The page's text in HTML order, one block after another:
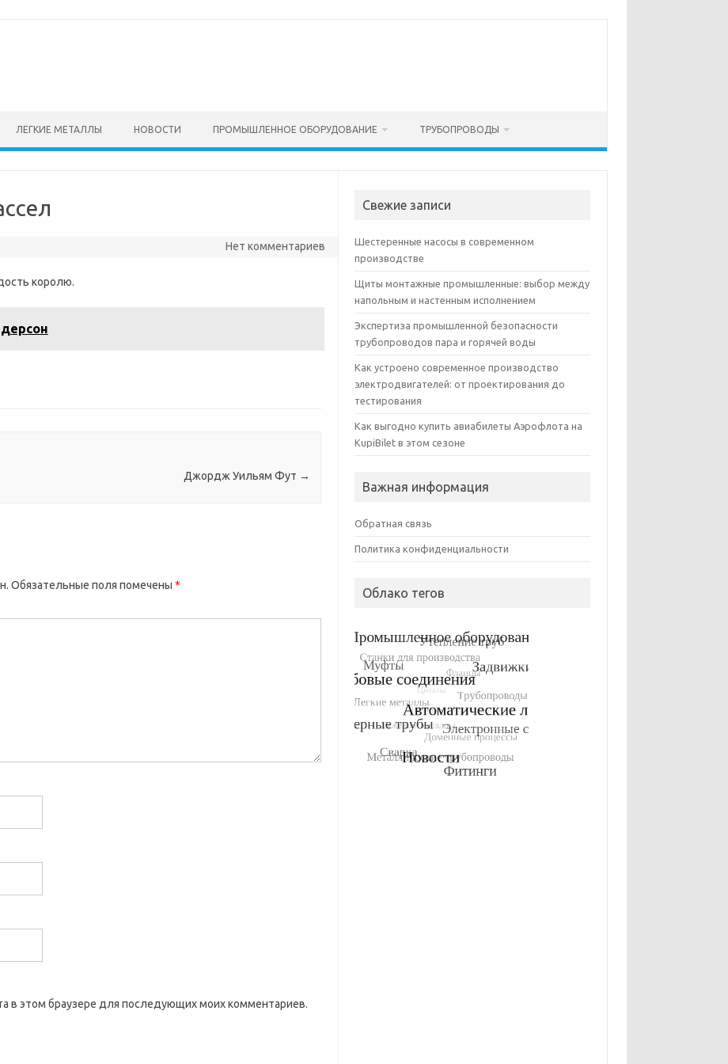
ЛЕГКИЕ МЕТАЛЛЫ НОВОСТИ ПРОМЫШЛЕННОЕ ОБОРУДОВАНИЕ ТРУБОПРОВОДЫ
Нет комментариев
королю.
Джордж Уильям Фут →
Обязательные поля помечены *
в этом браузере для последующих моих комментариев.
Свежие записи
Шестеренные насосы в современном
производстве
Щиты монтажные промышленные: выбор между
напольным и настенным исполнением
Экспертиза промышленной безопасности
трубопроводов пара и горячей воды
Как устроено современное производство
электродвигателей: от проектирования до
тестирования
Как выгодно купить авиабилеты Аэрофлота на
KupiBilet в этом сезоне
Важная информация
Обратная связь
Политика конфиденциальности
Облако тегов